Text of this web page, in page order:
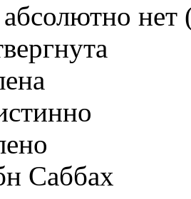
нет
Саббах